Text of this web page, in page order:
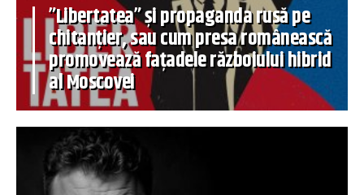
”Libertatea” și propaganda rusă pe
chitanțier, sau cum presa românească
promovează fațadele războiului hibrid
al Moscovei